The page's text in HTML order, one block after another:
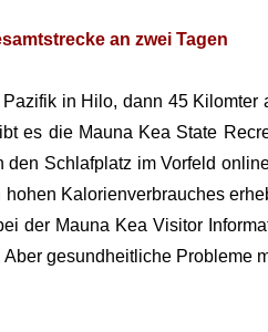
an zwei Tagen
in Hilo, dann 45
es die Mauna Kea State
den Schlafplatz im Vorfeld
Kalorienverbrauches
der Mauna Kea Visitor
gesundheitliche Probleme